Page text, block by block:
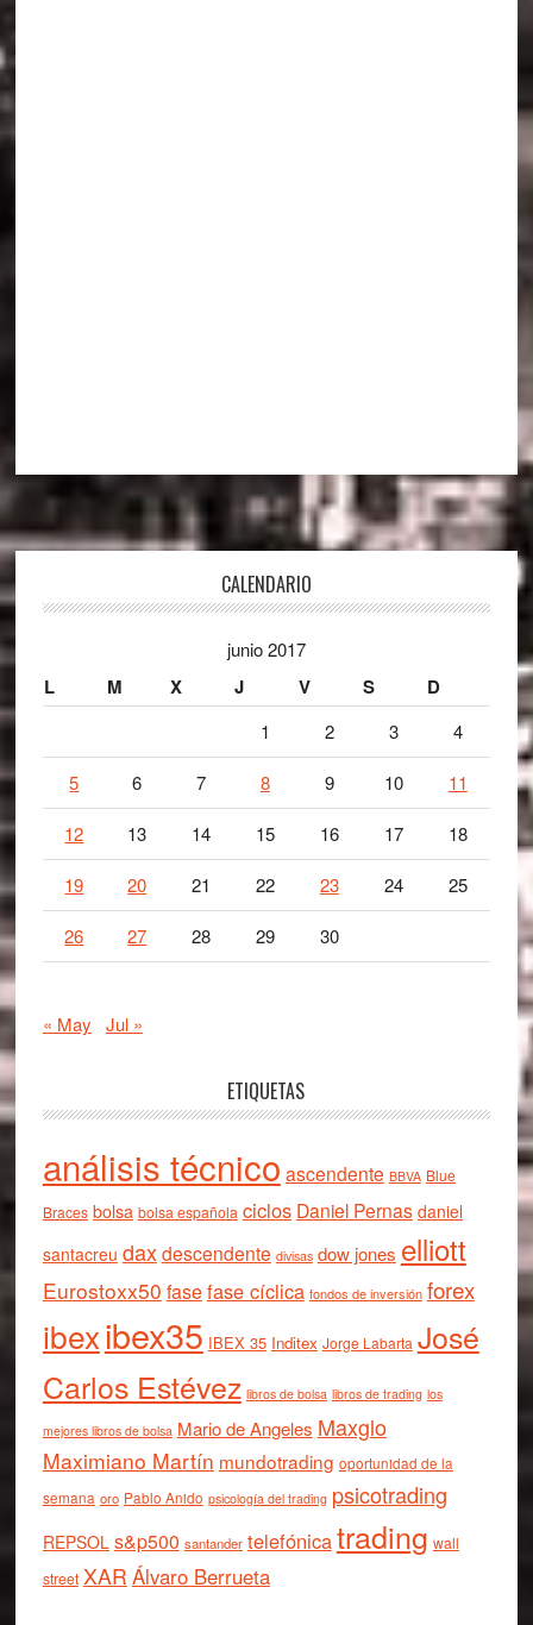
CALENDARIO
junio 2017
L M X J V S D
1 2 3 4
5 6 7 8 9 10 11
12 13 14 15 16 17 18
19 20 21 22 23 24 25
26 27 28 29 30
« May Jul »
ETIQUETAS
análisis técnico ascendente BBVA Blue
Braces bolsa bolsa española ciclos Daniel Pernas daniel
santacreu daxdescendente divisas dow jones elliott
Eurostoxx50 fasefase cíclica fondos de inversión forex
ibexibex35 IBEX 35 Inditex Jorge Labarta José
Carlos Estévez libros de bolsa libros de trading los
mejores libros de bolsa Mario de Angeles Maxglo
Maximiano Martín mundotrading oportunidad de la
semana oro Pablo Anido psicología del trading psicotrading
REPSOL s&p500 santander telefónicatrading wall
street XAR Álvaro Berrueta